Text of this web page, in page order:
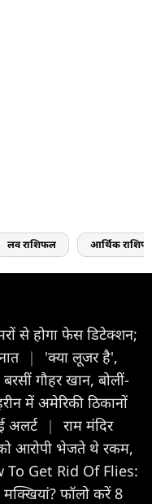
लव राशिफल आर्थिक
से होगा फेस डिटेक्शन;
|
'क्या लूजर है',
गौहर खान, बोलीं-
में अमेरिकी ठिकानों
अलर्ट |
राम मंदिर
को आरोपी भेजते थे रकम,
To Get Rid Of Flies:
मक्खियां? फॉलो करें 8